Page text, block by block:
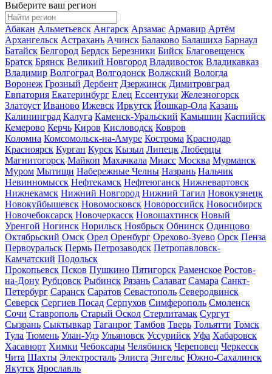
Выберите ваш регион
Абакан Альметьевск Ангарск Арзамас Армавир Артём
Архангельск Астрахань Ачинск Балаково Балашиха Барнаул
Батайск Белгород Бердск Березники Бийск Благовещенск
Братск Брянск Великий Новгород Владивосток Владикавказ
Владимир Волгоград Волгодонск Волжский Вологда
Воронеж Грозный Дербент Дзержинск Димитровград
Евпатория Екатеринбург Елец Ессентуки Железногорск
Златоуст Иваново Ижевск Иркутск Йошкар-Ола Казань
Калининград Калуга Каменск-Уральский Камышин Каспийск
Кемерово Керчь Киров Кисловодск Ковров
Коломна Комсомольск-на-Амуре Кострома Краснодар
Красноярск Курган Курск Кызыл Липецк Люберцы
Магнитогорск Майкоп Махачкала Миасс Москва Мурманск
Муром Мытищи Набережные Челны Назрань Нальчик
Невинномысск Нефтекамск Нефтеюганск Нижневартовск
Нижнекамск Нижний Новгород Нижний Тагил Новокузнецк
Новокуйбышевск Новомосковск Новороссийск Новосибирск
Новочебоксарск Новочеркасск Новошахтинск Новый
Уренгой Ногинск Норильск Ноябрьск Обнинск Одинцово
Октябрьский Омск Орел Оренбург Орехово-Зуево Орск Пенза
Первоуральск Пермь Петрозаводск Петропавловск-
Камчатский Подольск
Прокопьевск Псков Пушкино Пятигорск Раменское Ростов-
на-Дону Рубцовск Рыбинск Рязань Салават Самара Санкт-
Петербург Саранск Саратов Севастополь Северодвинск
Северск Сергиев Посад Серпухов Симферополь Смоленск
Сочи Ставрополь Старый Оскол Стерлитамак Сургут
Сызрань Сыктывкар Таганрог Тамбов Тверь Тольятти Томск
Тула Тюмень Улан-Удэ Ульяновск Уссурийск Уфа Хабаровск
Хасавюрт Химки Чебоксары Челябинск Череповец Черкесск
Чита Шахты Электросталь Элиста Энгельс Южно-Сахалинск
Якутск Ярославль